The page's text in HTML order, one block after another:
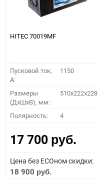
HITEC 70019MF
Пусковой ток,
A:
1150
Размеры
(ДхШхВ), мм:
510x222x228
Полярность: 4
17 700 руб.
Цена без ECOном скидки:
18 900 руб.